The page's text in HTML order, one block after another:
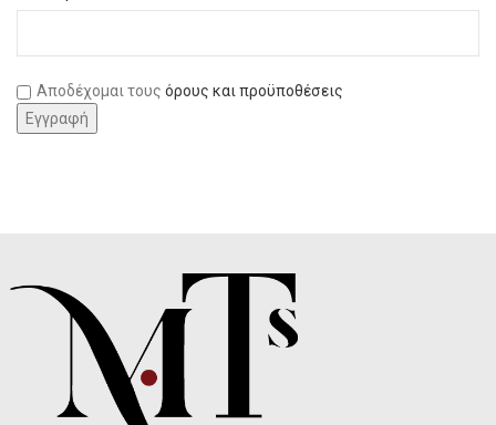
Αποδέχομαι τους όρους και προϋποθέσεις